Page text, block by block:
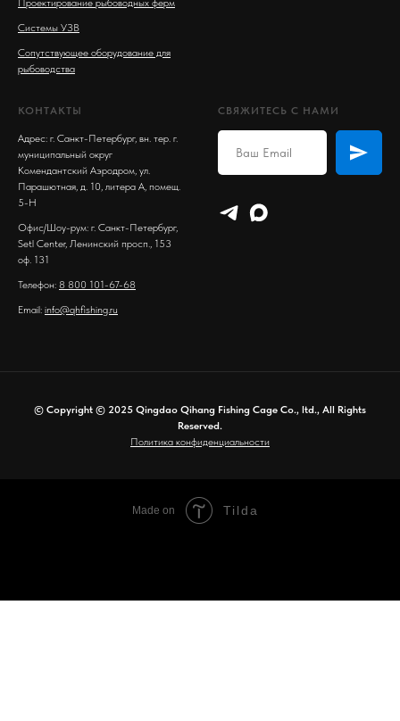
Проектирование рыбоводных ферм
Системы УЗВ
Сопутствующее оборудование для
рыбоводства
КОНТАКТЫ
Адрес: г. Санкт-Петербург, вн. тер. г.
муниципальный округ
Комендантский Аэродром, ул.
Парашютная, д. 10, литера А, помещ.
5-Н
Офис/Шоу-рум: г. Санкт-Петербург,
Setl Center, Ленинский просп., 153
оф. 131
Телефон: 8 800 101-67-68
Email: info@qhfishing.ru
СВЯЖИТЕСЬ С НАМИ
© Copyright © 2025 Qingdao Qihang Fishing Cage Co., ltd., All Rights
Reserved.
Политика конфиденциальности
Made on Tilda